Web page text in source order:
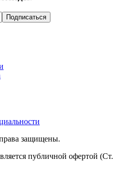
Подписаться
защищены.
публичной офертой (Ст.